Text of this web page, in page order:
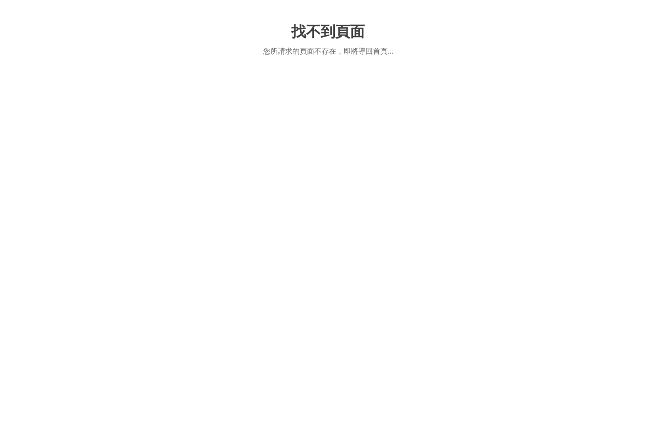
找不到頁面
您所請求的頁面不存在，即將導回首頁...